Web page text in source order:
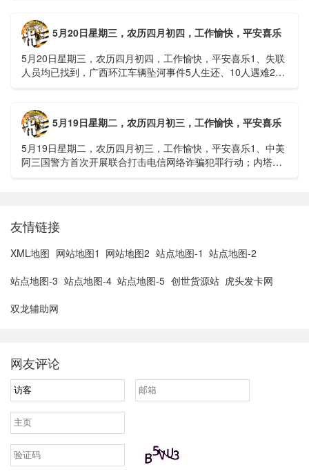
5月20日星期三，农历四月初四，工作愉快，平安喜乐
5月20日星期三，农历四月初四，工作愉快，平安喜乐1、失联
人员均已找到，广西环江车辆坠河事件5人生还、10人遇难2、
5月19日星期二，农历四月初三，工作愉快，平安喜乐
5月19日星期二，农历四月初三，工作愉快，平安喜乐1、中美
阿三国警方首次开展联合打击电信网络诈骗犯罪行动；内塔尼
友情链接
XML地图 网站地图1 网站地图2 站点地图-1 站点地图-2
站点地图-3 站点地图-4 站点地图-5 创世货源站 虎头发卡网
双龙辅助网
网友评论